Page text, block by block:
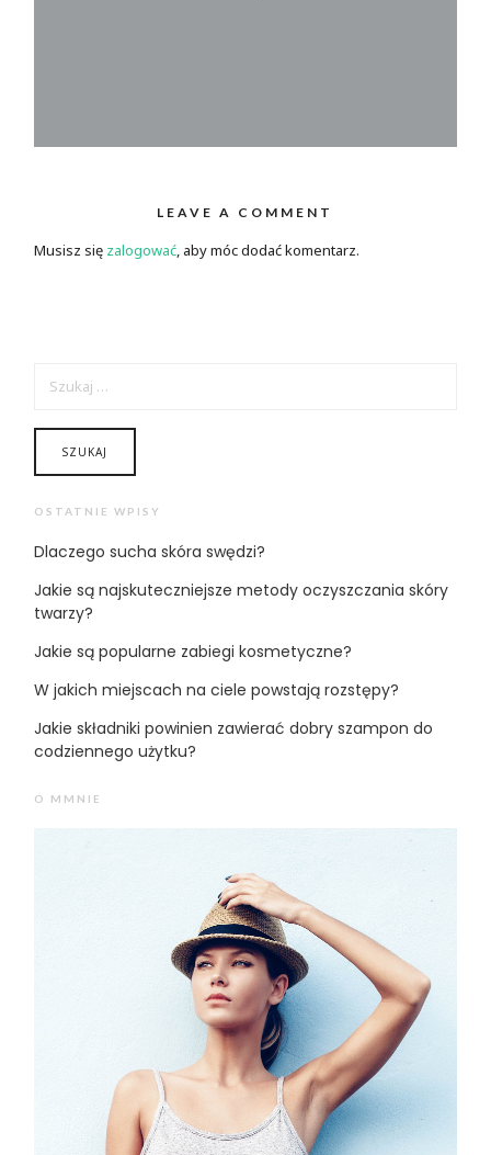
LEAVE A COMMENT
Musisz się zalogować , aby móc dodać komentarz.
OSTATNIE WPISY
Dlaczego sucha skóra swędzi?
Jakie są najskuteczniejsze metody oczyszczania skóry
twarzy?
Jakie są popularne zabiegi kosmetyczne?
W jakich miejscach na ciele powstają rozstępy?
Jakie składniki powinien zawierać dobry szampon do
codziennego użytku?
O MMNIE